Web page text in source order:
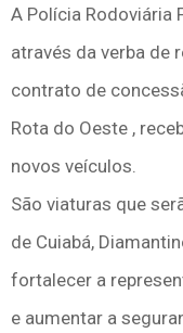
A Polícia Rodoviária
através da verba de
contrato de
Rota do Oeste ,
novos veículos.
São viaturas que
de Cuiabá,
fortalecer a
e aumentar a